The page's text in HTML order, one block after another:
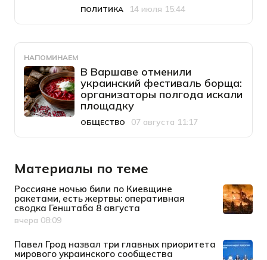
Категория
ПОЛИТИКА
Дата публикации
14 июля 15:44
НАПОМИНАЕМ
В Варшаве отменили
украинский фестиваль борща:
организаторы полгода искали
площадку
Категория
ОБЩЕСТВО
Дата публикации
07 августа 11:17
Материалы по теме
Россияне ночью били по Киевщине
ракетами, есть жертвы: оперативная
сводка Генштаба 8 августа
Дата публикации
вчера 08:09
Павел Грод назвал три главных приоритета
мирового украинского сообщества